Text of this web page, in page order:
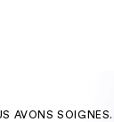
AVONS